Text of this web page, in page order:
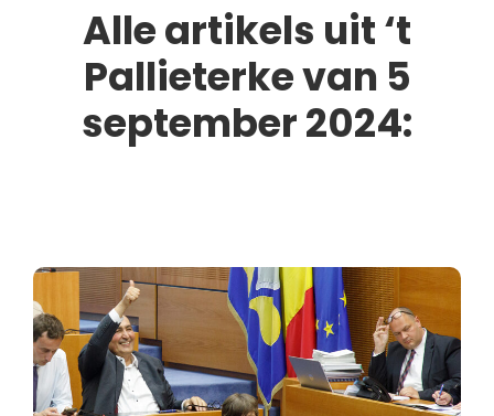
Alle artikels uit ‘t
Pallieterke van 5
september 2024: